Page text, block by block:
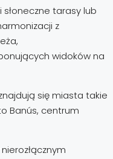
tarasy lub
z
widoków na
się miasta takie
Banús, centrum